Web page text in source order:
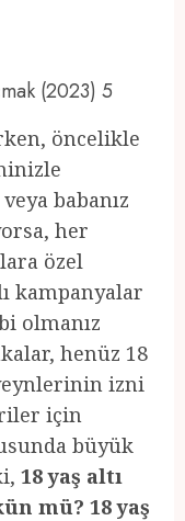
(2023) 5
öncelikle
babanız
her
özel
kampanyalar
olmanız
henüz 18
izni
için
büyük
18 yaş altı
mü? 18 yaş